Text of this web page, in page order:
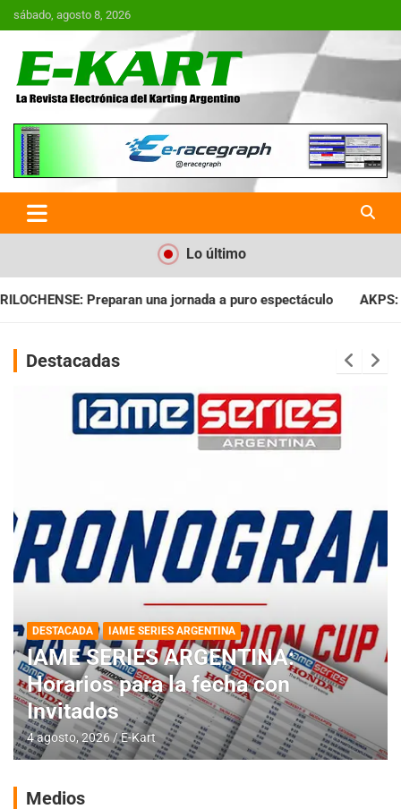
Saltar
al
sábado, agosto 8, 2026
E-Kart.com.ar | La Revista
Electrónica del Karting en
Argentina
Lo último
a puro espectáculo AKPS: Intervino la IGJ y oficializó el
Destacadas
DESTACADA IAME SERIES ARGENTINA
IAME SERIES ARGENTINA:
Horarios para la fecha con
Invitados
4 agosto, 2026 E-Kart
Medios